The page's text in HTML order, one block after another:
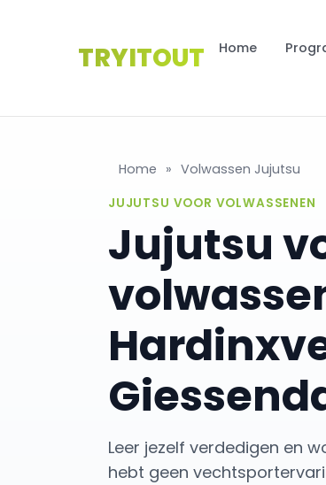
TRYITOUT Home
Home » Volwassen Jujutsu
JUJUTSU VOOR VOLWASSENEN
Jujutsu
Leer jezelf verdedigen en
hebt geen